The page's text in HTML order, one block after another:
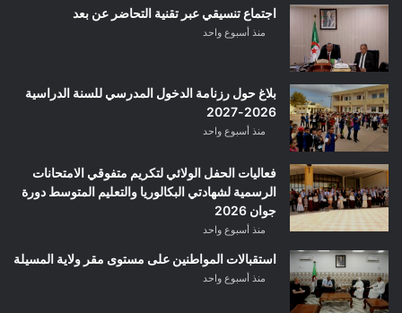
اجتماع تنسيقي عبر تقنية التحاضر عن بعد
منذ أسبوع واحد
بلاغ حول رزنامة الدخول المدرسي للسنة الدراسية
2026-2027
منذ أسبوع واحد
فعاليات الحفل الولائي لتكريم متفوقي الامتحانات
الرسمية لشهادتي البكالوريا والتعليم المتوسط دورة
جوان 2026
منذ أسبوع واحد
استقبالات المواطنين على مستوى مقر ولاية المسيلة
منذ أسبوع واحد